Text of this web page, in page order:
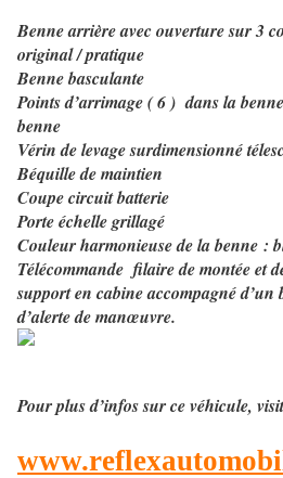
Benne arrière avec ouverture sur 3
original / pratique
Benne basculante
Points d’arrimage ( 6 ) dans la
benne
Vérin de levage surdimensionné
Béquille de maintien
Coupe circuit batterie
Porte échelle grillagé
Couleur harmonieuse de la benne :
Télécommande filaire de montée et
support en cabine accompagné d’un
d’alerte de manœuvre.
Pour plus d’infos sur ce véhicule,